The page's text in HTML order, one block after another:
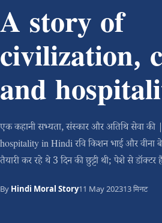
A story of
civilization,
and
एक कहानी सभ्यता, संस्कार और अतिथि सेवा
hospitality in Hindi रवि किशन भाई और वीना
तैयारी कर रहे थे 3 दिन की छुट्टी थी; पेशे से
By Hindi Moral Story11 May 202313 मिनट